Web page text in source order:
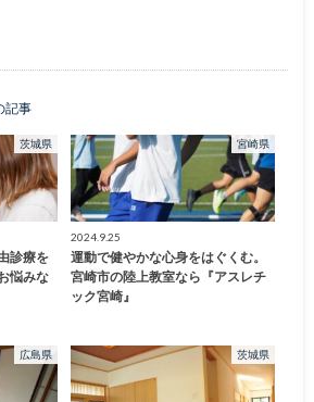
記事
茨城県
診療を
悩みな
宮崎県
2024.9.25
運動で健やかな心身をはぐくむ。
宮崎市の陸上教室なら『アスレチ
ック宮崎』
広島県 茨城県